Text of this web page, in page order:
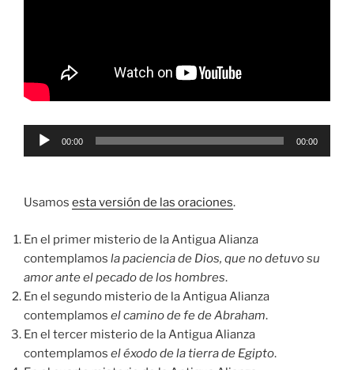
Reproductor
00:00 00:00
Usamos esta versión de las oraciones.
En el primer misterio de la Antigua Alianza
contemplamos la paciencia de Dios, que no detuvo su
amor ante el pecado de los hombres.
En el segundo misterio de la Antigua Alianza
contemplamos el camino de fe de Abraham.
En el tercer misterio de la Antigua Alianza
contemplamos el éxodo de la tierra de Egipto.